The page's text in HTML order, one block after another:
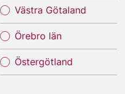
Västra Götaland
Örebro län
Östergötland